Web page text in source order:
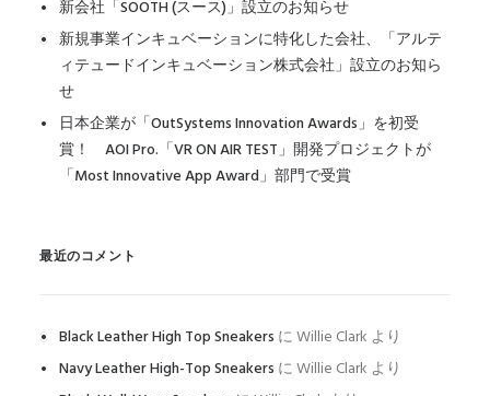
新会社「SOOTH (スース)」設立のお知らせ
新規事業インキュベーションに特化した会社、「アルテ
ィテュードインキュベーション株式会社」設立のお知ら
せ
日本企業が「OutSystems Innovation Awards」を初受
賞！ AOI Pro.「VR ON AIR TEST」開発プロジェクトが
「Most Innovative App Award」部門で受賞
最近のコメント
Black Leather High Top Sneakers にWillie Clark より
Navy Leather High-Top Sneakers にWillie Clark より